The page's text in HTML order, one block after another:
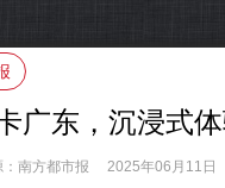
广东，沉浸式
：南方都市报 2025年06月11日